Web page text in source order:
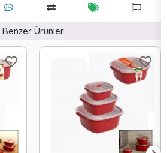
Benzer Ürünler